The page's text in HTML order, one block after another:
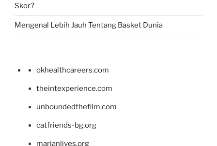
Skor?
Mengenal Lebih Jauh Tentang Basket Dunia
okhealthcareers.com
theintexperience.com
unboundedthefilm.com
catfriends-bg.org
marianlives.org